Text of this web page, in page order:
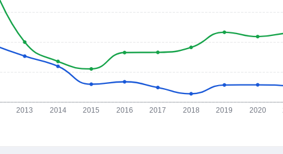
2013 2014 2015 2016 2017 2018 2019 2020